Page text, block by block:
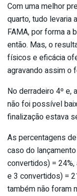
Com uma melhor
quarto, tudo levaria
FAMA, por forma a
então. Mas, o
físicos e eficácia
agravando assim o
No derradeiro 4º e,
não foi possível
finalização estava
As percentagens
caso do
convertidos) =
e 3 convertidos) =
também não foram